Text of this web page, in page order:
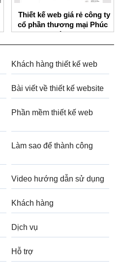
Thiết kế web giá rẻ công ty
cổ phần thương mại Phúc
Tâm
Khách hàng thiết kế web
Bài viết về thiết kế website
Phần mềm thiết kế web
Làm sao để thành công
Video hướng dẫn sử dụng
Khách hàng
Dịch vụ
Hỗ trợ